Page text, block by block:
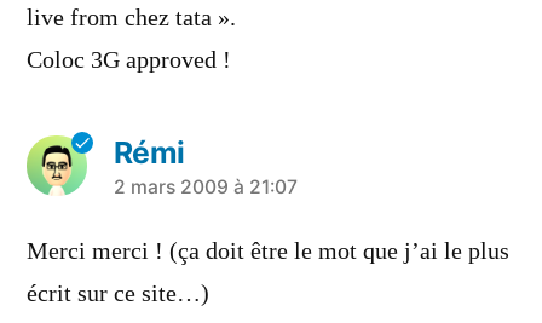
live from chez tata ».
Coloc 3G approved !
Rémi
a
dit :
2 mars 2009 à 21:07
Merci merci ! (ça doit être le mot que j’ai le plus
écrit sur ce site…)